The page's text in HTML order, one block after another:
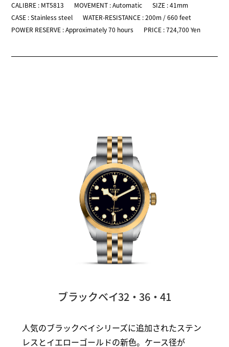
CALIBRE : MT5813
MOVEMENT : Automatic
SIZE : 41mm
CASE : Stainless steel
WATER-RESISTANCE : 200m / 660 feet
POWER RESERVE : Approximately 70 hours
PRICE : 724,700 Yen
ブラックベイ32・36・41
人気のブラックベイシリーズに追加されたステン
レスとイエローゴールドの新色。ケース径が